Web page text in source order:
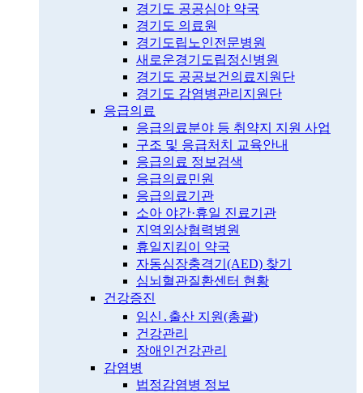
경기도 공공심야 약국
경기도 의료원
경기도립노인전문병원
새로운경기도립정신병원
경기도 공공보건의료지원단
경기도 감염병관리지원단
응급의료
응급의료분야 등 취약지 지원 사업
구조 및 응급처치 교육안내
응급의료 정보검색
응급의료민원
응급의료기관
소아 야간·휴일 진료기관
지역외상협력병원
휴일지킴이 약국
자동심장충격기(AED) 찾기
심뇌혈관질환센터 현황
건강증진
임신․출산 지원(총괄)
건강관리
장애인건강관리
감염병
법정감염병 정보